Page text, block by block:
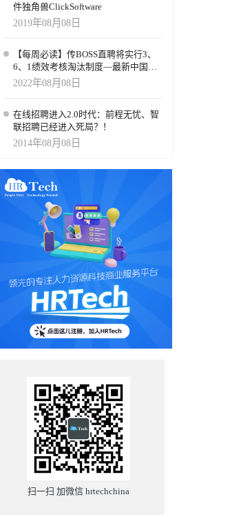
件独角兽ClickSoftware
2019年08月08日
【每周必读】传BOSS直聘将实行3、
6、1绩效考核淘汰制度—最新中国人
力资源上市公司市值榜单及动态解读
(截止周五收盘)
2022年08月08日
在线招聘进入2.0时代：前程无忧、智
联招聘已经进入死局？！
2014年08月08日
扫一扫 加微信 hrtechchina